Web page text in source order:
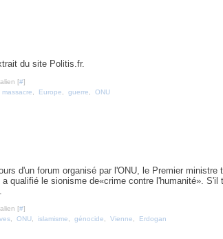
du site Politis.fr.
[#]
massacre Europe guerre ONU
d'un forum organisé par l'ONU, le Premier ministre
qualifié le sionisme de«crime contre l'humanité». S'il
[#]
, ONU, islamisme génocide Vienne Erdogan